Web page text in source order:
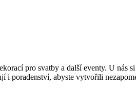
pro svatby a další eventy. U nás
i poradenství, abyste vytvořili